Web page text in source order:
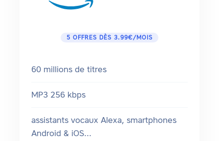
5 OFFRES DÈS 3.99€/MOIS
60 millions de titres
MP3 256 kbps
assistants vocaux Alexa, smartphones
Android & iOS...